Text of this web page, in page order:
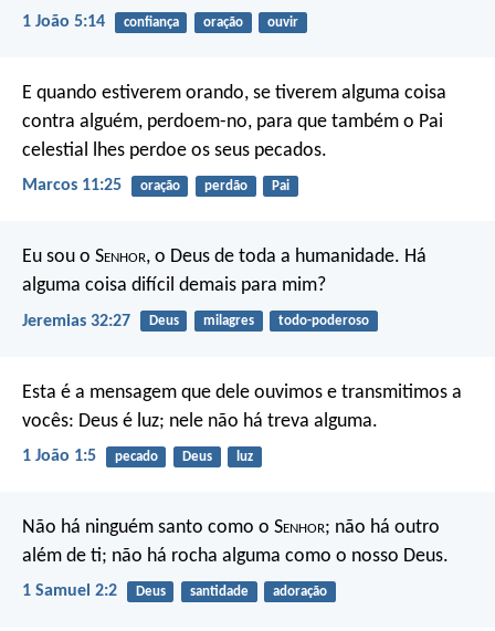
1 João 5:14 confiança oração ouvir
E quando estiverem orando, se tiverem alguma coisa
contra alguém, perdoem-no, para que também o Pai
celestial lhes perdoe os seus pecados.
Marcos 11:25 oração perdão Pai
Eu sou o Senhor, o Deus de toda a humanidade. Há
alguma coisa difícil demais para mim?
Jeremias 32:27 Deus milagres todo-poderoso
Esta é a mensagem que dele ouvimos e transmitimos a
vocês: Deus é luz; nele não há treva alguma.
1 João 1:5 pecado Deus luz
Não há ninguém santo como o Senhor; não há outro
além de ti; não há rocha alguma como o nosso Deus.
1 Samuel 2:2 Deus santidade adoração